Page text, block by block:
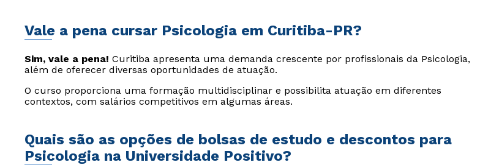
Vale a pena cursar Psicologia em Curitiba-PR?
Sim, vale a pena! Curitiba apresenta uma demanda crescente por profissionais da Psicologia,
além de oferecer diversas oportunidades de atuação.
O curso proporciona uma formação multidisciplinar e possibilita atuação em diferentes
contextos, com salários competitivos em algumas áreas.
Quais são as opções de bolsas de estudo e descontos para
Psicologia na Universidade Positivo?